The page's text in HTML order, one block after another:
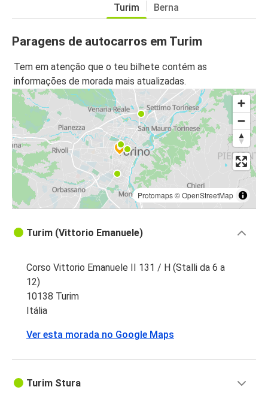
Turim Berna
Paragens de autocarros em Turim
Tem em atenção que o teu bilhete contém as
informações de morada mais atualizadas.
Protomaps©OpenStreetMap
Turim (Vittorio Emanuele)
Corso Vittorio Emanuele II 131 / H (Stalli da 6 a
12)
10138 Turim
Itália
Ver esta morada no Google Maps
Turim Stura